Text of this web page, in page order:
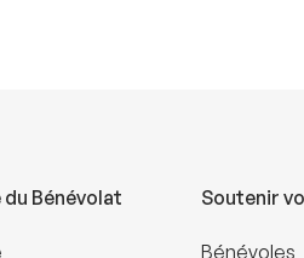
Bénévolat Soutenir
Bénévoles